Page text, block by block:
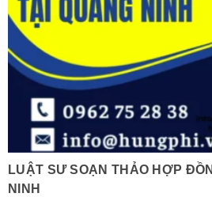
LUẬT SƯ SOẠN THẢO HỢP
NINH